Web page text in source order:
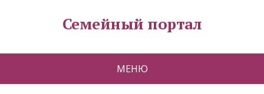
Семейный портал
МЕНЮ